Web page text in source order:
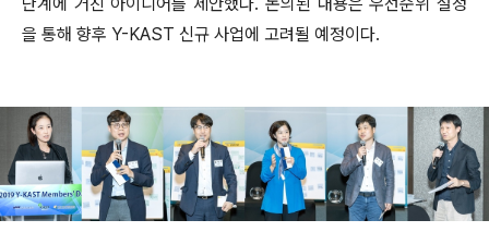
을 통해 향후 Y-KAST 신규 사업에 고려될 예정이다.